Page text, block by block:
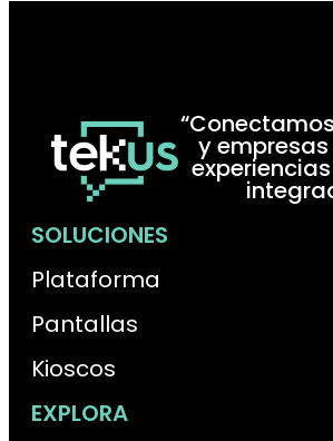
y
SOLUCIONES
Plataforma
Pantallas
Kioscos
EXPLORA